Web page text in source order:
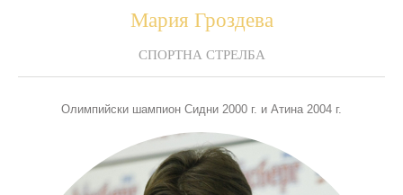
Мария Гроздева
СПОРТНА СТРЕЛБА
Олимпийски шампион Сидни 2000 г. и Атина 2004 г.